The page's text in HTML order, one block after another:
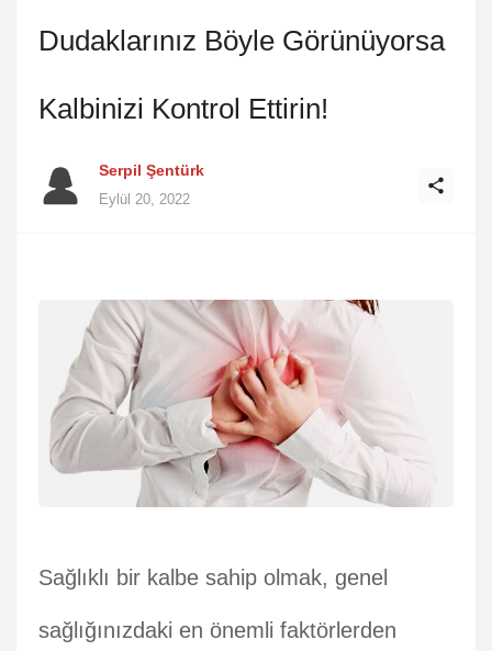
Dudaklarınız Böyle Görünüyorsa
Kalbinizi Kontrol Ettirin!
Serpil Şentürk
Eylül 20, 2022
Sağlıklı bir kalbe sahip olmak, genel
sağlığınızdaki en önemli faktörlerden